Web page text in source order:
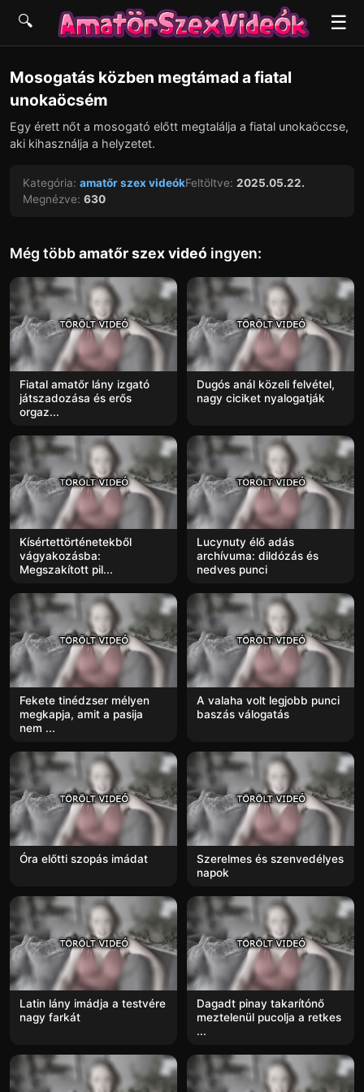
☰
🔍
▶
Mosogatás közben megtámad a fiatal
unokaöcsém
Egy érett nőt a mosogató előtt megtalálja a fiatal unokaöccse,
aki kihasználja a helyzetet.
Kategória: amatőr szex videókFeltöltve: 2025.05.22.
Megnézve: 630
Még többamatőr szex videó ingyen:
Fiatal amatőr lány izgató
játszadozása és erős
orgaz...
Dugós anál közeli felvétel,
nagy ciciket nyalogatják
Kísértettörténetekből
vágyakozásba:
Megszakított pil...
Lucynuty élő adás
archívuma: dildózás és
nedves punci
Fekete tinédzser mélyen
megkapja, amit a pasija
nem ...
A valaha volt legjobb punci
baszás válogatás
Óra előtti szopás imádat
Szerelmes és szenvedélyes
napok
Latin lány imádja a testvére
nagy farkát
Dagadt pinay takarítónő
meztelenül pucolja a retkes
...